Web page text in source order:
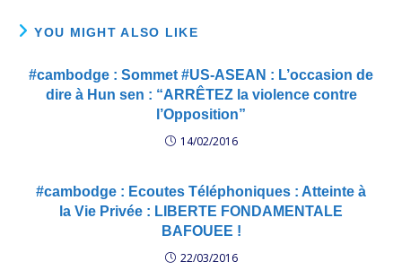
YOU MIGHT ALSO LIKE
#cambodge : Sommet #US-ASEAN : L’occasion de
dire à Hun sen : “ARRÊTEZ la violence contre
l’Opposition”
14/02/2016
#cambodge : Ecoutes Téléphoniques : Atteinte à
la Vie Privée : LIBERTE FONDAMENTALE
BAFOUEE !
22/03/2016